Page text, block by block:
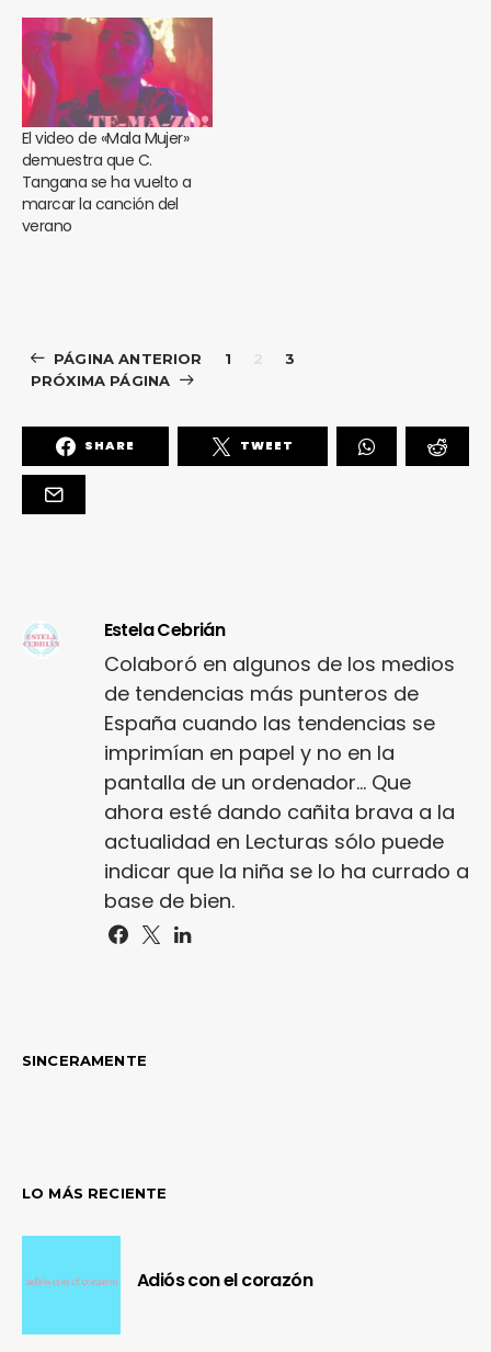
El video de «Mala Mujer»
demuestra que C.
Tangana se ha vuelto a
marcar la canción del
verano
PÁGINA ANTERIOR 1 2
3
PRÓXIMA PÁGINA
SHARE TWEET
Estela Cebrián
Colaboró en algunos de los medios
de tendencias más punteros de
España cuando las tendencias se
imprimían en papel y no en la
pantalla de un ordenador... Que
ahora esté dando cañita brava a la
actualidad en Lecturas sólo puede
indicar que la niña se lo ha currado a
base de bien.
SINCERAMENTE
LO MÁS RECIENTE
Adiós con el corazón